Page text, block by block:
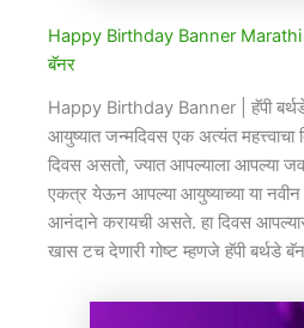
Happy Birthday Banner Marathi​ |
बॅनर
Happy Birthday Banner | हॅपी बर्थडे
आयुष्यात जन्मदिवस एक अत्यंत
दिवस असतो, ज्यात आपल्याला आपल्या
एकत्र येऊन आपल्या आयुष्याच्या या नवीन
आनंदाने करायची असते. हा दिवस
खास टच देणारी गोष्ट म्हणजे हॅपी बर्थडे